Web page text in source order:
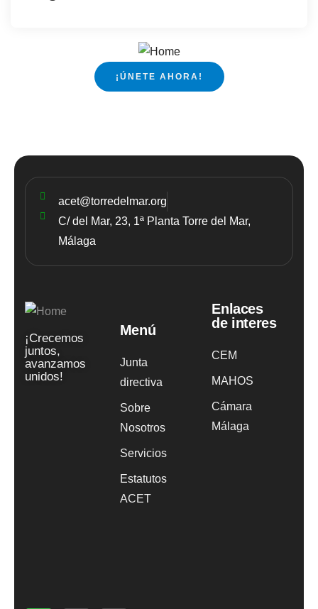
¡ÚNETE AHORA!
acet@torredelmar.org
C/ del Mar, 23, 1ª Planta Torre del Mar,
Málaga
¡Crecemos
juntos,
avanzamos
unidos!
Menú
Junta
directiva
Sobre
Nosotros
Servicios
Estatutos
ACET
Enlaces
de interes
CEM
MAHOS
Cámara
Málaga